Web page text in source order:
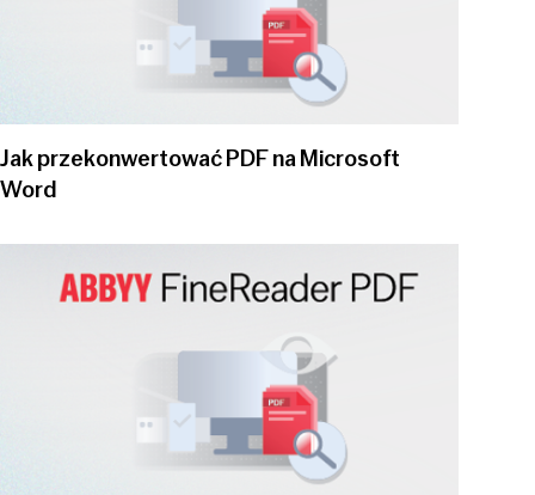
Jak przekonwertować PDF na Microsoft
Word